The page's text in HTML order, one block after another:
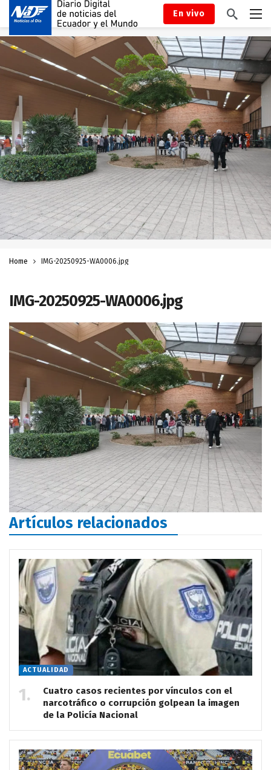
En vivo
Home IMG-20250925-WA0006.jpg
IMG-20250925-WA0006.jpg
Artículos relacionados
ACTUALIDAD
Cuatro casos recientes por vínculos con el
narcotráfico o corrupción golpean la imagen
de la Policía Nacional